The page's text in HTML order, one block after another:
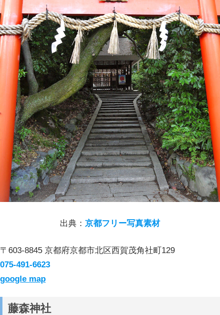
出典： 京都フリー写真素材
〒603-8845 京都府京都市北区西賀茂角社町129
075-491-6623
google map
藤森神社